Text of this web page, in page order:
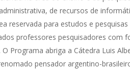
de recursos de
reservada para estudos e pesquisas
professores pesquisadores com
Programa abriga a Cátedra Luis
pensador argentino-